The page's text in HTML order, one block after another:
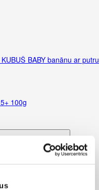
BABY banānu ar putru
100g